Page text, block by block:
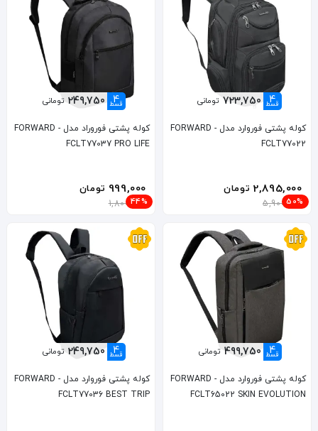
4
قسط 723,750 تومانی
کوله پشتی فوروارد مدل FORWARD -
FCLT77022
2,895,000 تومان
5,900,000
50%
4
قسط 249,750 تومانی
کوله پشتی فوروراد مدل FORWARD -
FCLT77037 PRO LIFE
999,000 تومان
1,800,000
44%
4
قسط 499,750 تومانی
کوله پشتی فوروارد مدل FORWARD -
FCLT65022 SKIN EVOLUTION
4
قسط 249,750 تومانی
کوله پشتی فوروارد مدل FORWARD -
FCLT77036 BEST TRIP